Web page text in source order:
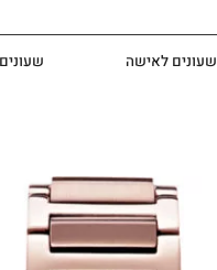
שעונים לאישה